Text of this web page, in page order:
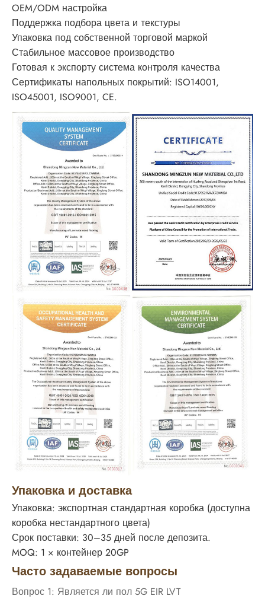
OEM/ODM настройка
Поддержка подбора цвета и текстуры
Упаковка под собственной торговой маркой
Стабильное массовое производство
Готовая к экспорту система контроля качества
Сертификаты напольных покрытий: ISO14001,
ISO45001, ISO9001, CE.
Упаковка и доставка
Упаковка: экспортная стандартная коробка (доступна
коробка нестандартного цвета)
Срок поставки: 30–35 дней после депозита.
MOQ: 1 × контейнер 20GP
Часто задаваемые вопросы
Вопрос 1: Является ли пол 5G EIR LVT